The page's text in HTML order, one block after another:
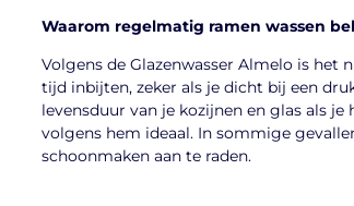
Waarom regelmatig ramen wassen
Volgens de Glazenwasser Almelo is het
tijd inbijten, zeker als je dicht bij een
levensduur van je kozijnen en glas als
volgens hem ideaal. In sommige
schoonmaken aan te raden.